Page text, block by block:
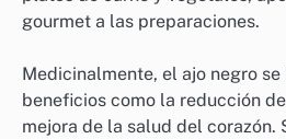
gourmet a las preparaciones.
Medicinalmente, el ajo negro se
beneficios como la reducción
mejora de la salud del corazón.